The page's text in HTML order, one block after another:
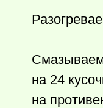
на 24
на